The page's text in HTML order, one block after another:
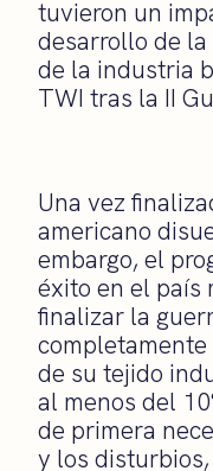
tuvieron un
desarrollo de
de la industria
TWI tras la II
Una vez
americano
embargo, el
éxito en el país
finalizar la
completamente
de su tejido
al menos del
de primera
y los